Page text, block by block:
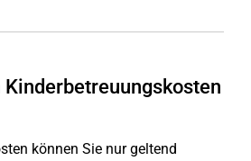
Kinderbetreuungskosten
können Sie nur geltend